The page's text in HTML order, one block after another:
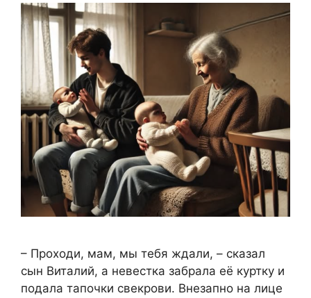
– Проходи, мам, мы тебя ждали, – сказал
сын Виталий, а невестка забрала её куртку и
подала тапочки свекрови. Внезапно на лице